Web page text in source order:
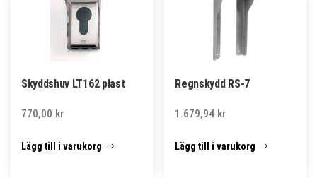
Skyddshuv LT162 plast
770,00 kr
Lägg till i varukorg
Regnskydd RS-7
1.679,94 kr
Lägg till i varukorg